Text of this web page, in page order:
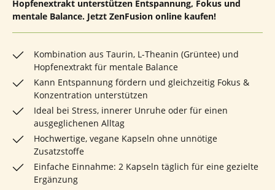
Hopfenextrakt unterstützen Entspannung, Fokus und
mentale Balance. Jetzt ZenFusion online kaufen!
Kombination aus Taurin, L-Theanin (Grüntee) und
Hopfenextrakt für mentale Balance
Kann Entspannung fördern und gleichzeitig Fokus &
Konzentration unterstützen
Ideal bei Stress, innerer Unruhe oder für einen
ausgeglichenen Alltag
Hochwertige, vegane Kapseln ohne unnötige
Zusatzstoffe
Einfache Einnahme: 2 Kapseln täglich für eine gezielte
Ergänzung